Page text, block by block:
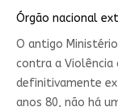
Órgão nacional
O antigo
contra a Violência
definitivamente
anos 80, não há